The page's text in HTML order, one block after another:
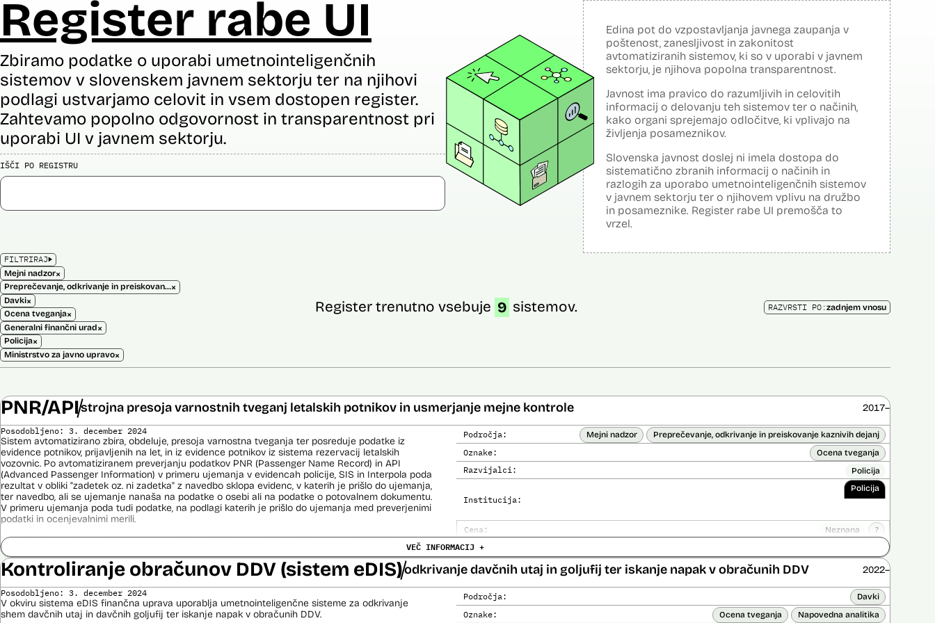
Register rabe UI
Zbiramo podatke o uporabi umetnointeligenčnih
sistemov v slovenskem javnem sektorju ter na njihovi
podlagi ustvarjamo celovit in vsem dostopen register.
Zahtevamo popolno odgovornost in transparentnost pri
uporabi UI v javnem sektorju.
IŠČI PO REGISTRU
Edina pot do vzpostavljanja javnega zaupanja v
poštenost, zanesljivost in zakonitost
avtomatiziranih sistemov, ki so v uporabi v javnem
sektorju, je njihova popolna transparentnost.
Javnost ima pravico do razumljivih in celovitih
informacij o delovanju teh sistemov ter o načinih,
kako organi sprejemajo odločitve, ki vplivajo na
življenja posameznikov.
Slovenska javnost doslej ni imela dostopa do
sistematično zbranih informacij o načinih in
razlogih za uporabo umetnointeligenčnih sistemov
v javnem sektorju ter o njihovem vplivu na družbo
in posameznike. Register rabe UI premošča to
vrzel.
FILTRIRAJ
Mejni nadzor×
Preprečevanje, odkrivanje in preiskovanje kaznivih dejanj×
Davki×
Ocena tveganja×
Generalni finančni urad×
Policija×
Ministrstvo za javno upravo×
Register trenutno vsebuje 9 sistemov. RAZVRSTI PO:zadnjem vnosu
PNR/APIstrojna presoja varnostnih tveganj letalskih potnikov in usmerjanje mejne kontrole 2017–
Področja: Mejni nadzor Preprečevanje, odkrivanje in preiskovanje kaznivih dejanj
Oznake: Ocena tveganja
Razvijalci: Policija
Institucija:
Policija
Cena: Neznana ?
Analiza učinka na človekove pravice opravljena:
Analiza učinka na osebne podatke opravljena: ?
Posodobljeno: 3. december 2024
Sistem avtomatizirano zbira, obdeluje, presoja varnostna tveganja ter posreduje podatke iz
evidence potnikov, prijavljenih na let, in iz evidence potnikov iz sistema rezervacij letalskih
vozovnic. Po avtomatiziranem preverjanju podatkov PNR (Passenger Name Record) in API
(Advanced Passenger Information) v primeru ujemanja v evidencah policije, SIS in Interpola poda
rezultat v obliki "zadetek oz. ni zadetka" z navedbo sklopa evidenc, v katerih je prišlo do ujemanja,
ter navedbo, ali se ujemanje nanaša na podatke o osebi ali na podatke o potovalnem dokumentu.
V primeru ujemanja poda tudi podatke, na podlagi katerih je prišlo do ujemanja med preverjenimi
podatki in ocenjevalnimi merili.
Ocenjevalna merila so oblikovana z analitično obdelavo podatkov, pri čemer se oblikujejo
indikatorji tveganja, ki predstavljajo posamezne podatke, za katere je bilo pri analitični obdelavi
ugotovljeno, da predstavljajo specifične potovalne vzorce storilcev terorističnih in drugih hudih
kaznivih dejanj oziroma njihovih žrtev ter zato omogočajo usmerjeno delo policije in drugih
pristojnih organov na takšne osebe. Nacionalna enota za informacije o potnikih lahko glede na
utemeljene razloge v posamičnem primeru posreduje podatke potnikov, prijavljenih na let,
oziroma podatke potnikov iz sistema rezervacij letalskih vozovnic oziroma rezultate njihove
obdelave drugim enotam policije.
VEČ INFORMACIJ +
Kontroliranje obračunov DDV (sistem eDIS)odkrivanje davčnih utaj in goljufij ter iskanje napak v obračunih DDV 2022–
Področja: Davki
Oznake: Ocena tveganja Napovedna analitika
Posodobljeno: 3. december 2024
V okviru sistema eDIS finančna uprava uporablja umetnointeligenčne sisteme za odkrivanje
shem davčnih utaj in davčnih goljufij ter iskanje napak v obračunih DDV.